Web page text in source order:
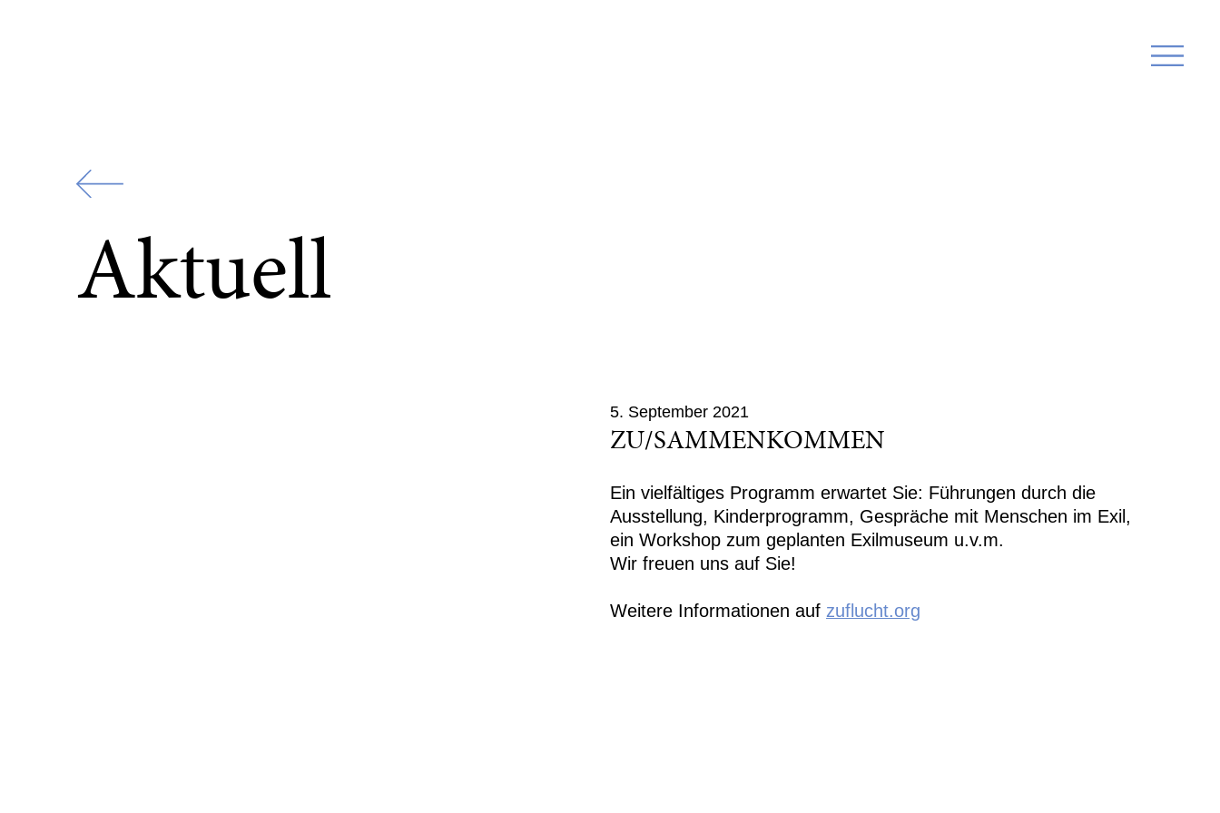
Aktuell
5. September 2021
ZU/SAMMENKOMMEN
Ein vielfältiges Programm erwartet Sie: Führungen durch die
Ausstellung, Kinderprogramm, Gespräche mit Menschen im Exil,
ein Workshop zum geplanten Exilmuseum u.v.m.
Wir freuen uns auf Sie!
Weitere Informationen auf zuflucht.org